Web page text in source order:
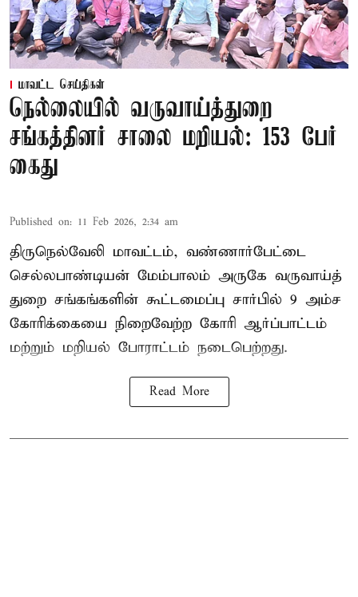
மாவட்ட செய்திகள்
நெல்லையில் வருவாய்த்துறை
சங்கத்தினர் சாலை மறியல்: 153 பேர்
கைது
Published on: 11 Feb 2026, 2:34 am
திருநெல்வேலி மாவட்டம், வண்ணார்பேட்டை
செல்லபாண்டியன் மேம்பாலம் அருகே வருவாய்த்
துறை சங்கங்களின் கூட்டமைப்பு சார்பில் 9 அம்ச
கோரிக்கையை நிறைவேற்ற கோரி ஆர்ப்பாட்டம்
மற்றும் மறியல் போராட்டம் நடைபெற்றது.
Read More